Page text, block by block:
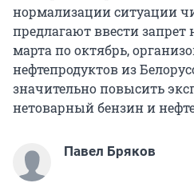
нормализации ситуации
предлагают ввести запрет
марта по октябрь,
нефтепродуктов из
значительно повысить
нетоварный бензин и
Павел Бряков